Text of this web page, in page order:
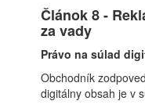
Článok 8 -
za vady
Právo na súlad
Obchodník
digitálny obsah je v